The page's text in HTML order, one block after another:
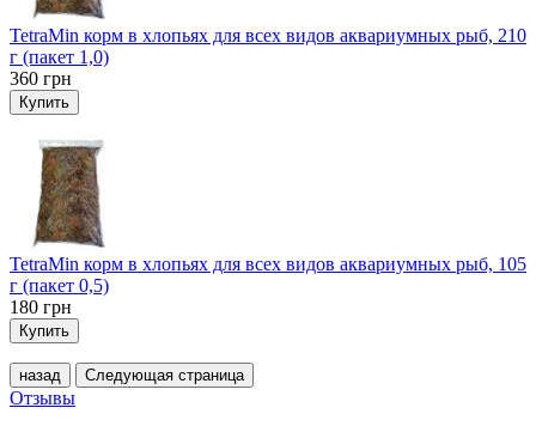
TetraMin корм в хлопьях для всех видов аквариумных рыб, 210
г (пакет 1,0)
360 грн
Купить
TetraMin корм в хлопьях для всех видов аквариумных рыб, 105
г (пакет 0,5)
180 грн
Купить
назад Следующая страница
Отзывы